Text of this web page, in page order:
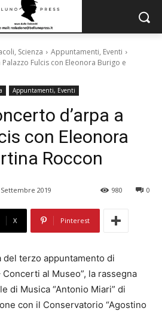
Scienza
Appuntamenti, Eventi
Fulcis con Eleonora Burigo e
Appuntamenti, Eventi
d’arpa a
con Eleonora
Roccon
2019 0
980
X Pinterest
del terzo appuntamento di
al Museo”, la rassegna
di Musica “Antonio Miari” di
con il Conservatorio “Agostino